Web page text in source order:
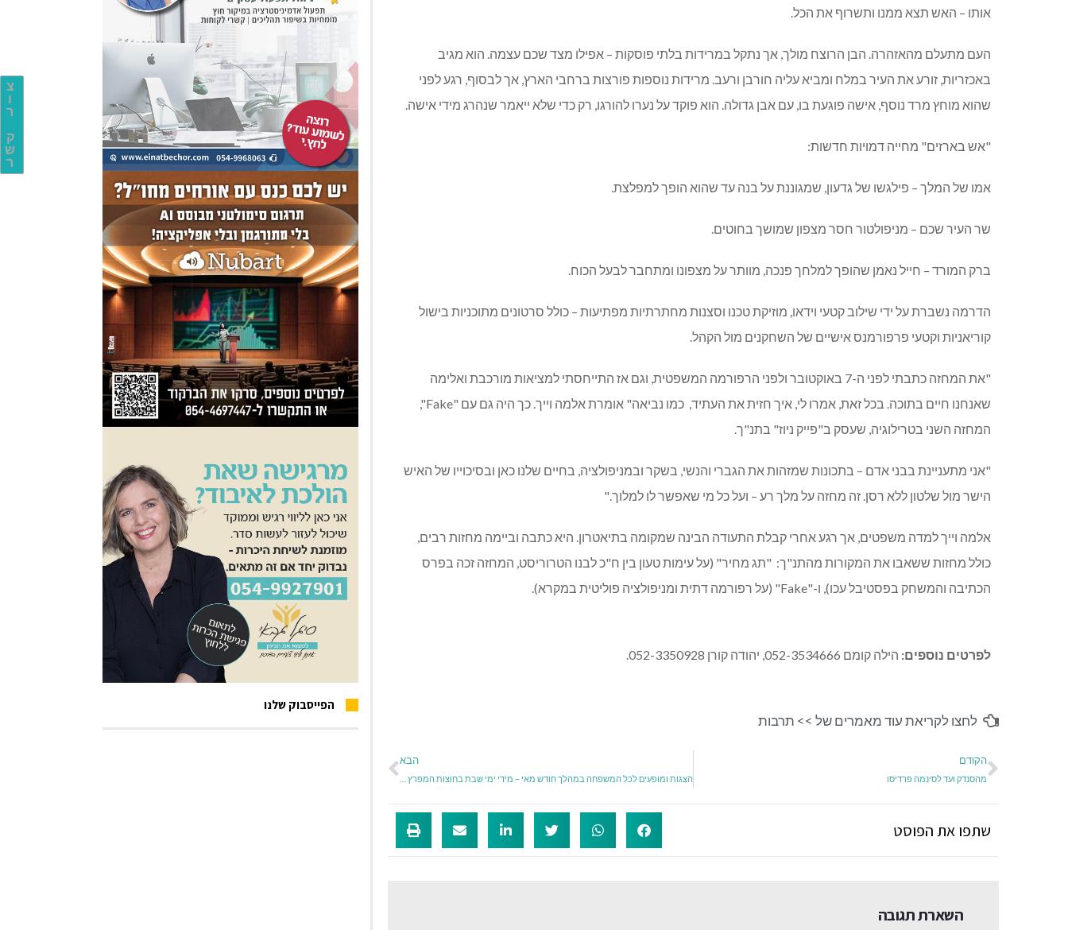
צ
ו
ר
ק
ש
ר
אותו – האש תצא ממנו ותשרוף את הכל.
העם מתעלם מהאזהרה. הבן הרוצח מולך, אך נתקל במרידות בלתי פוסקות – אפילו מצד שכם עצמה. הוא מגיב
באכזריות, זורע את העיר במלח ומביא עליה חורבן ורעב. מרידות נוספות פורצות ברחבי הארץ, אך לבסוף, רגע לפני
שהוא מוחץ מרד נוסף, אישה פוגעת בו, עם אבן גדולה. הוא פוקד על נערו להורגו, רק כדי שלא ייאמר שנהרג מידי אישה.
"אש בארזים" מחייה דמויות חדשות:
אמו של המלך – פילגשו של גדעון, שמגוננת על בנה עד שהוא הופך למפלצת.
שר העיר שכם – מניפולטור חסר מצפון שמושך בחוטים.
ברק המורד – חייל נאמן שהופך למלחך פנכה, מוותר על מצפונו ומתחבר לבעל הכוח.
הדרמה נשברת על ידי שילוב קטעי וידאו, מוזיקת טכנו וסצנות מחתרתיות מפתיעות – כולל סרטונים מתוכניות בישול
קוריאניות וקטעי פרפורמנס אישיים של השחקנים מול הקהל.
"את המחזה כתבתי לפני ה-7 באוקטובר ולפני הרפורמה המשפטית, וגם אז התייחסתי למציאות מורכבת ואלימה
שאנחנו חיים בתוכה. בכל זאת, אמרו לי, איך חזית את העתיד, כמו נביאה" אומרת אלמה וייך. כך היה גם עם "Fake",
המחזה השני בטרילוגיה, שעסק ב"פייק ניוז" בתנ"ך.
"אני מתעניינת בבני אדם – בתכונות שמזהות את הגברי והנשי, בשקר ובמניפולציה, בחיים שלנו כאן ובסיכוייו של האיש
הישר מול שלטון ללא רסן. זה מחזה על מלך רע – ועל כל מי שאפשר לו למלוך."
אלמה וייך למדה משפטים, אך רגע אחרי קבלת התעודה הבינה שמקומה בתיאטרון. היא כתבה וביימה מחזות רבים,
כולל מחזות ששאבו את המקורות מהתנ"ך:
"תג מחיר" (על עימות טעון בין ח"כ לבנו הטרוריסט, המחזה זכה בפרס
הכתיבה והמשחק בפסטיבל עכו), ו-"Fake" ( על רפורמה דתית ומניפולציה פוליטית במקרא).
לפרטים נוספים: הילה קומם יהודה קורן
לחצו לקריאת עוד מאמרים של >> תרבות
הקודם
מהסנדק ועד לסינמה פרדיסו
הבא
שתפו את הפוסט
השארת תגובה
הפייסבוק שלנו